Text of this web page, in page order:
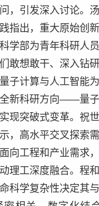
，引发深入讨论。
指出，重大原始创
学部为青年科研人
敢想敢干、深入钻
子计算与人工智能
新科研方向——量
现突破式变革。祝
，高水平交叉探索
向工程和产业需求
理工深度融合。程
科学复杂性决定其与